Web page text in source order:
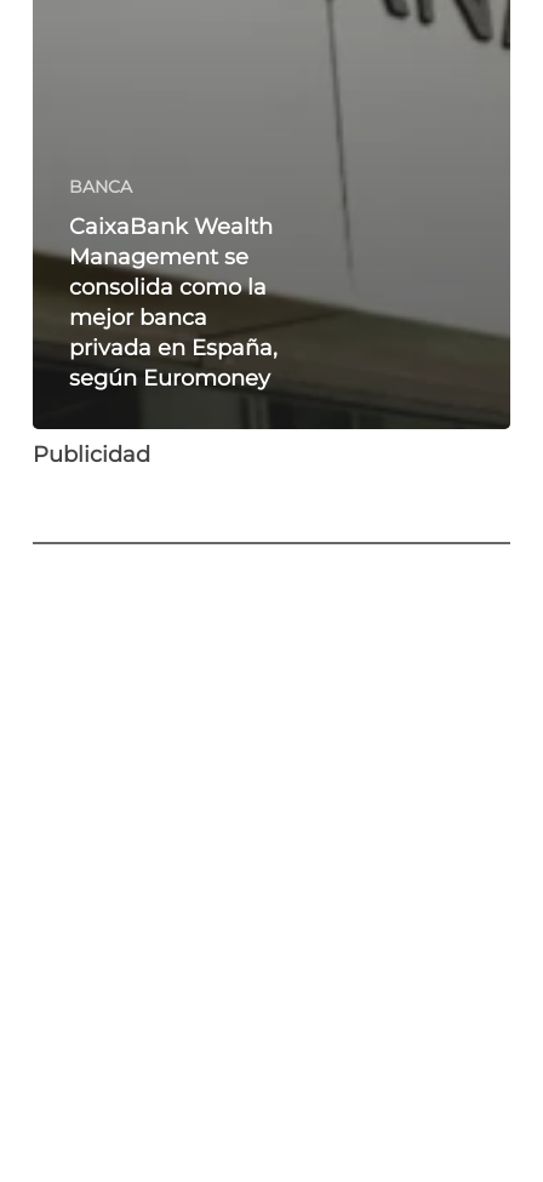
BANCA
CaixaBank Wealth
Management se
consolida como la
mejor banca
privada en España,
según Euromoney
Publicidad